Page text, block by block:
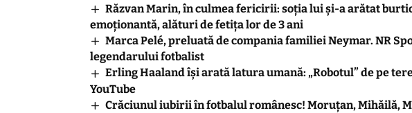
Răzvan Marin, în culmea fericirii: soția lui și-a arătat
emoționantă, alături de fetița lor de 3 ani
Marca Pelé, preluată de compania familiei Neymar. NR
legendarului fotbalist
Erling Haaland își arată latura umană: „Robotul” de pe
YouTube
Crăciunul iubirii în fotbalul românesc! Moruțan, Mihăilă,